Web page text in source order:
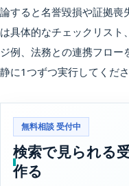
論すると名誉毀損や証拠喪
は具体的なチェックリスト
ジ例、法務との連携フロ
静に1つずつ実行してくださ
無料相談 受付中
検索で見られる
作る